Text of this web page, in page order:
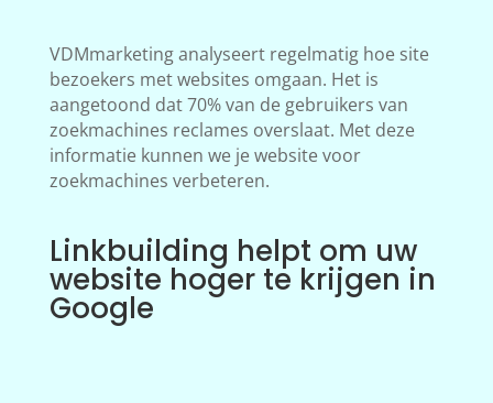
VDMmarketing analyseert regelmatig hoe site
bezoekers met websites omgaan. Het is
aangetoond dat 70% van de gebruikers van
zoekmachines reclames overslaat. Met deze
informatie kunnen we je website voor
zoekmachines verbeteren.
Linkbuilding helpt om uw
website hoger te krijgen in
Google